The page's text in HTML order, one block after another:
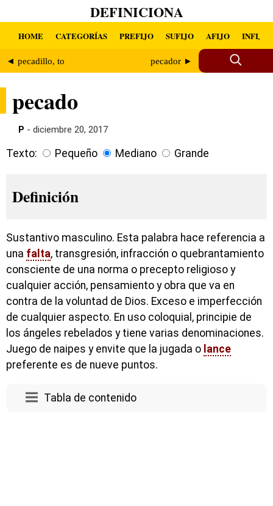
DEFINICIONA
HOME CATEGORÍAS PREFIJO SUFIJO AFIJO INFIJO
◄ pecadillo, to pecador ►
pecado
P - diciembre 20, 2017
Texto: Pequeño Mediano Grande
Definición
Sustantivo masculino. Esta palabra hace referencia a
una falta, transgresión, infracción o quebrantamiento
consciente de una norma o precepto religioso y
cualquier acción, pensamiento y obra que va en
contra de la voluntad de Dios. Exceso e imperfección
de cualquier aspecto. En uso coloquial, principie de
los ángeles rebelados y tiene varias denominaciones.
Juego de naipes y envite que la jugada o lance
preferente es de nueve puntos.
Tabla de contenido